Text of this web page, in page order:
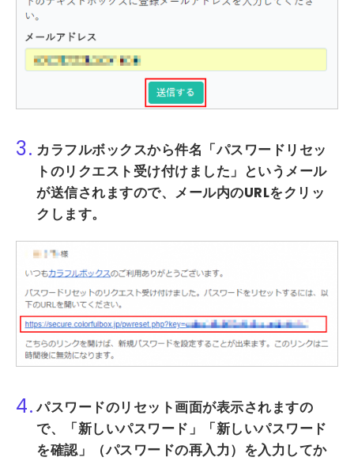
3. カラフルボックスから件名 「パスワードリセッ
トのリクエスト受け付けま した」 というメール
が送信されますので、 メール内のURLをクリッ
クします。
4. パスワードのリセット画面が表示されますの
で、
「新しいパスワード」「新しいパスワード
を確認」（パスワードの再入力）を入力してか